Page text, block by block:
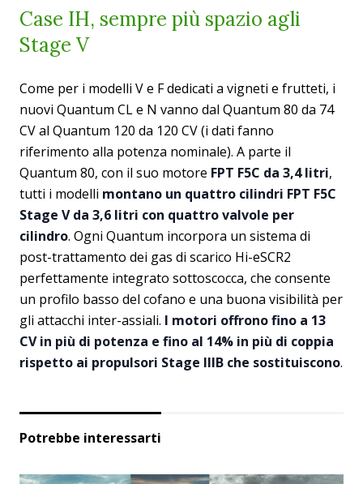
Case IH, sempre più spazio agli
Stage V
Come per i modelli V e F dedicati a vigneti e frutteti, i
nuovi Quantum CL e N vanno dal Quantum 80 da 74
CV al Quantum 120 da 120 CV (i dati fanno
riferimento alla potenza nominale). A parte il
Quantum 80, con il suo motore FPT F5C da 3,4 litri,
tutti i modelli montano un quattro cilindri FPT F5C
Stage V da 3,6 litri con quattro valvole per
cilindro. Ogni Quantum incorpora un sistema di
post-trattamento dei gas di scarico Hi-eSCR2
perfettamente integrato sottoscocca, che consente
un profilo basso del cofano e una buona visibilità per
gli attacchi inter-assiali. I motori offrono fino a 13
CV in più di potenza e fino al 14% in più di coppia
rispetto ai propulsori Stage IIIB che sostituiscono.
Potrebbe interessarti